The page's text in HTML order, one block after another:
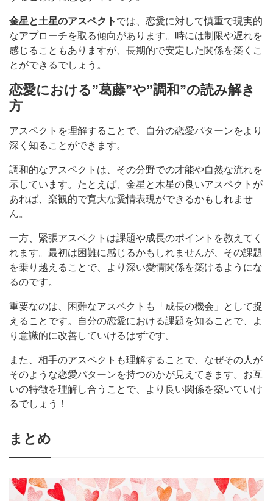
金星と土星のアスペクト では、恋愛に対して慎重で現実的
なアプローチを取る傾向があります。時には制限や遅れを
感じることもありますが、長期的で安定した関係を築くこ
とができるでしょう。
恋愛における”葛藤”や”調和”の読み解き
方
アスペクトを理解することで、自分の恋愛パターンをより
深く知ることができます。
調和的なアスペクトは、その分野での才能や自然な流れを
示しています。たとえば、金星と木星の良いアスペクトが
あれば、楽観的で寛大な愛情表現ができるかもしれませ
ん。
一方、緊張アスペクトは課題や成長のポイントを教えてく
れます。最初は困難に感じるかもしれませんが、その課題
を乗り越えることで、より深い愛情関係を築けるようにな
るのです。
重要なのは、困難なアスペクトも「成長の機会」として捉
えることです。自分の恋愛における課題を知ることで、よ
り意識的に改善していけるはずです。
また、相手のアスペクトも理解することで、なぜその人が
そのような恋愛パターンを持つのかが見えてきます。お互
いの特徴を理解し合うことで、より良い関係を築いていけ
るでしょう！
まとめ